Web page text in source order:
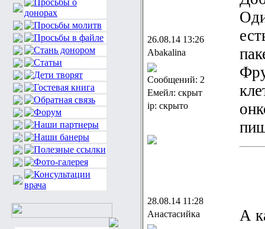
26.08.14 13:26
Abakalina
Сообщений: 2
Емейл: скрыт
ip: скрыто
28.08.14 11:28
Анастасийка
А